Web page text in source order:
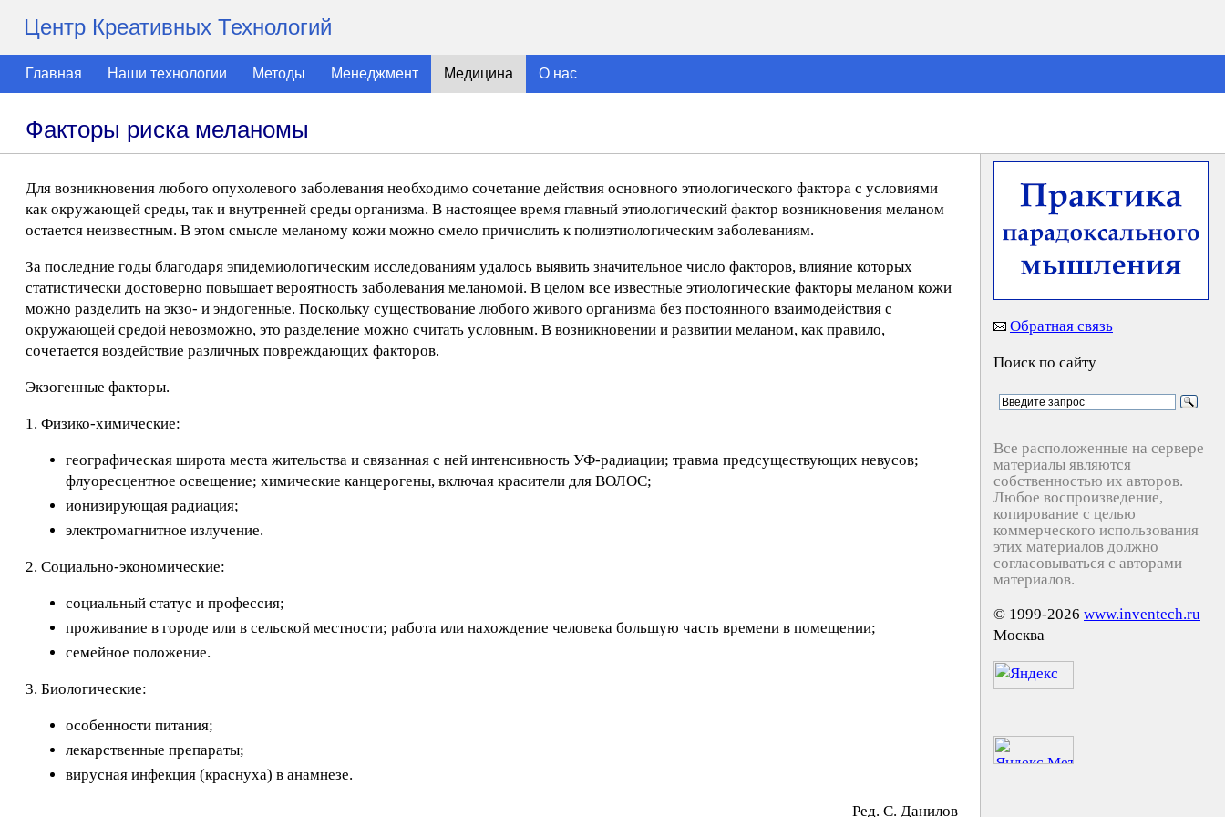
Центр Креативных Технологий
Главная Наши технологии Методы Менеджмент Медицина О нас
Факторы риска меланомы
Для возникновения любого опухолевого заболевания необходимо сочетание действия основного этиологического фактора с условиями
как окружающей среды, так и внутренней среды организма. В настоящее время главный этиологический фактор возникновения меланом
остается неизвестным. В этом смысле меланому кожи можно смело причислить к полиэтиологическим заболеваниям.
За последние годы благодаря эпидемиологическим исследованиям удалось выявить значительное число факторов, влияние которых
статистически достоверно повышает вероятность заболевания меланомой. В целом все известные этиологические факторы меланом кожи
можно разделить на экзо- и эндогенные. Поскольку существование любого живого организма без постоянного взаимодействия с
окружающей средой невозможно, это разделение можно считать условным. В возникновении и развитии меланом, как правило,
сочетается воздействие различных повреждающих факторов.
Экзогенные факторы.
1. Физико-химические:
географическая широта места жительства и связанная с ней интенсивность УФ-радиации; травма предсуществующих невусов;
флуоресцентное освещение; химические канцерогены, включая красители для ВОЛОС;
ионизирующая радиация;
электромагнитное излучение.
2. Социально-экономические:
социальный статус и профессия;
проживание в городе или в сельской местности; работа или нахождение человека большую часть времени в помещении;
семейное положение.
3. Биологические:
особенности питания;
лекарственные препараты;
вирусная инфекция (краснуха) в анамнезе.
Ред. C. Дaнилoв
Обратная связь
Поиск по сайту
Все расположенные на сервере
материалы являются
собственностью их авторов.
Любое воспроизведение,
копирование с целью
коммерческого использования
этих материалов должно
согласовываться с авторами
материалов.
© 1999-2026 www.inventech.ru
Москва